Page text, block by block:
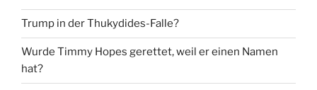
Trump in der Thukydides-Falle?
Wurde Timmy Hopes gerettet, weil er einen Namen
hat?